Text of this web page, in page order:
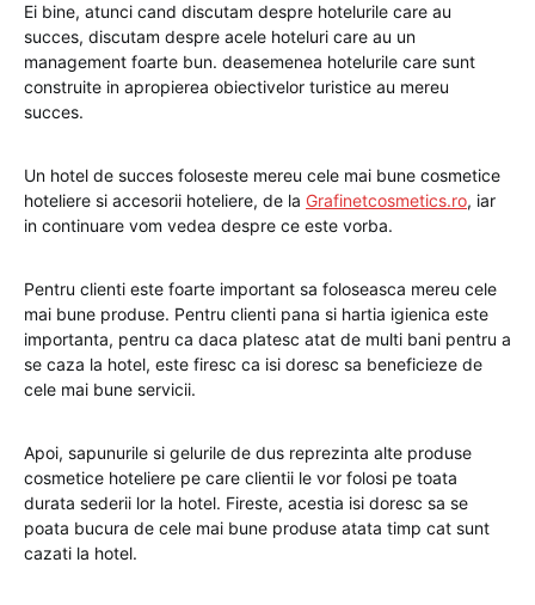
Ei bine, atunci cand discutam despre hotelurile care au
succes, discutam despre acele hoteluri care au un
management foarte bun. deasemenea hotelurile care sunt
construite in apropierea obiectivelor turistice au mereu
succes.
Un hotel de succes foloseste mereu cele mai bune cosmetice
hoteliere si accesorii hoteliere, de la Grafinetcosmetics.ro, iar
in continuare vom vedea despre ce este vorba.
Pentru clienti este foarte important sa foloseasca mereu cele
mai bune produse. Pentru clienti pana si hartia igienica este
importanta, pentru ca daca platesc atat de multi bani pentru a
se caza la hotel, este firesc ca isi doresc sa beneficieze de
cele mai bune servicii.
Apoi, sapunurile si gelurile de dus reprezinta alte produse
cosmetice hoteliere pe care clientii le vor folosi pe toata
durata sederii lor la hotel. Fireste, acestia isi doresc sa se
poata bucura de cele mai bune produse atata timp cat sunt
cazati la hotel.